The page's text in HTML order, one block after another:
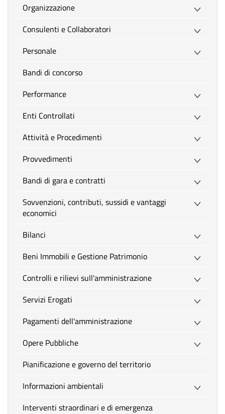
Organizzazione
Consulenti e Collaboratori
Personale
Bandi di concorso
Performance
Enti Controllati
Attività e Procedimenti
Provvedimenti
Bandi di gara e contratti
Sovvenzioni, contributi, sussidi e vantaggi
economici
Bilanci
Beni Immobili e Gestione Patrimonio
Controlli e rilievi sull'amministrazione
Servizi Erogati
Pagamenti dell'amministrazione
Opere Pubbliche
Pianificazione e governo del territorio
Informazioni ambientali
Interventi straordinari e di emergenza